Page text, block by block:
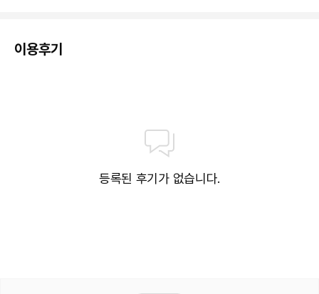
이용후기
등록된 후기가 없습니다.